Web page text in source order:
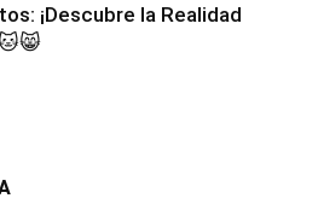
¡Descubre la Realidad